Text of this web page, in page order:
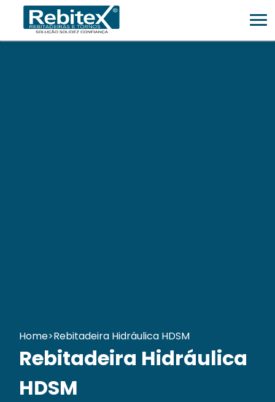
Home>Rebitadeira Hidráulica HDSM
Rebitadeira Hidráulica
HDSM